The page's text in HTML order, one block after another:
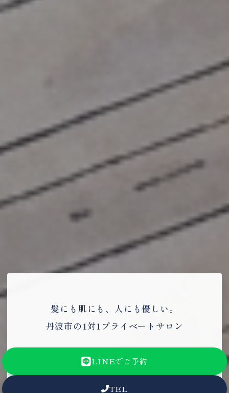
髪にも肌にも、人にも優しい。
丹波市の1対1プライベートサロン
LINEでご予約
TEL